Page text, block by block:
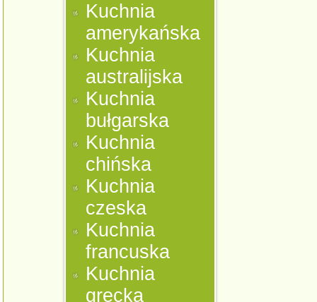
Kuchnia
amerykańska
Kuchnia
australijska
Kuchnia
bułgarska
Kuchnia
chińska
Kuchnia
czeska
Kuchnia
francuska
Kuchnia
grecka